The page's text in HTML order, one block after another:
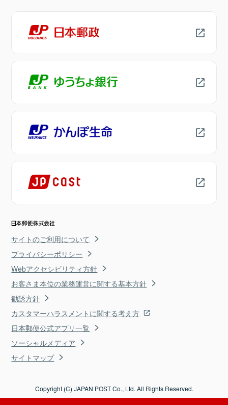
サイトのご利用について
プライバシーポリシー
Webアクセシビリティ方針
お客さま本位の業務運営に関する基本方針
勧誘方針
カスタマーハラスメントに関する考え方
日本郵便公式アプリ一覧
ソーシャルメディア
サイトマップ
Copyright (C) JAPAN POST Co., Ltd. All Rights Reserved.